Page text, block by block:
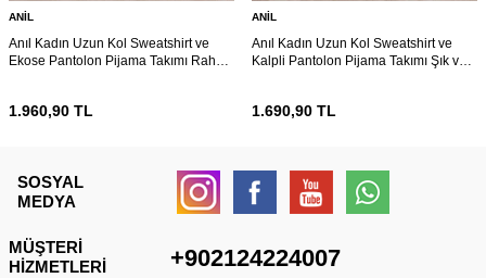
ANIL
Anıl Kadın Uzun Kol Sweatshirt ve
Ekose Pantolon Pijama Takımı Rahat
1.960,90 TL
ANIL
Anıl Kadın Uzun Kol Sweatshirt ve
Kalpli Pantolon Pijama Takımı Şık ve
1.690,90 TL
SOSYAL
MEDYA
MÜŞTERI
HIZMETLERI
+902124224007